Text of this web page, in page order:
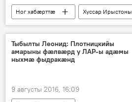
Ног хабӕрттӕ Хуссар Ирыстоны
Тыбылты Леонид: Плотницкийы
амарыны фӕлвӕрд у ЛАР-ы адӕмы
ныхмӕ фыдракӕнд
9 августы 2016, 16:09